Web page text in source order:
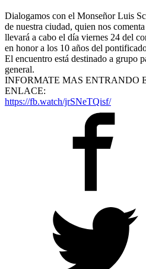
Dialogamos con el Monseñor Luis
de nuestra ciudad, quien nos
llevará a cabo el día viernes 24 del
en honor a los 10 años del
El encuentro está destinado a grupo
general.
INFORMATE MAS ENTRANDO
ENLACE:
https://fb.watch/jrSNeTQisf/